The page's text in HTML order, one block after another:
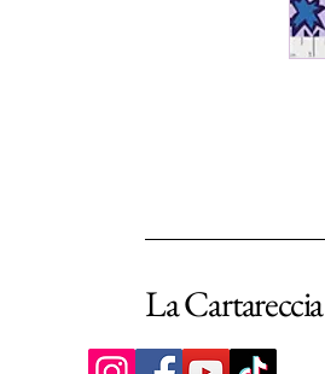
La Cartareccia